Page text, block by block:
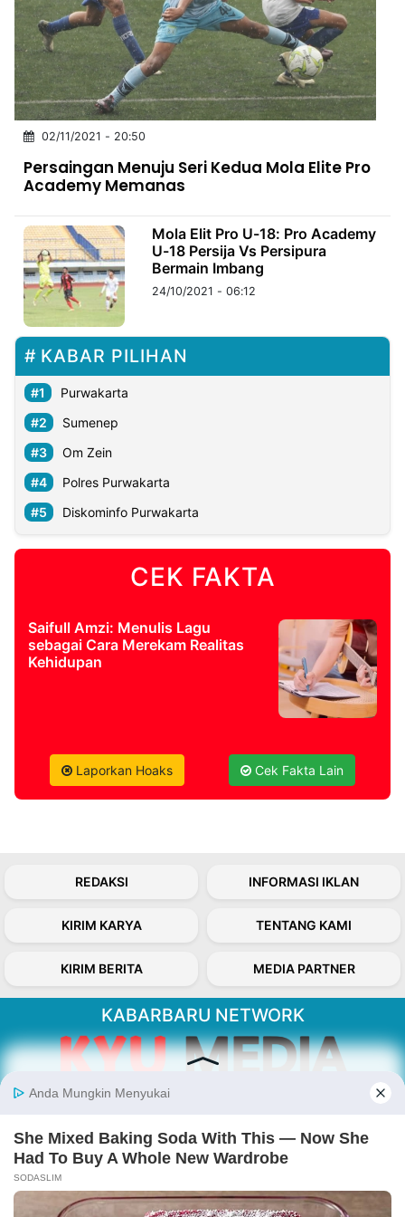
INDONESIA
Partner
Insight
NTB
Suara
Time
Lens
IDN
Daily
Jogja
Jalan
Rakyat
Idealita
News
Kita
Notice
Dinamikapost.com
Radar
Baru
Seedbacklink
Follow
Kabarbaru.co
2026
PT.
Kabarbaru
Media
02/11/2021 - 20:50
Persaingan Menuju Seri Kedua Mola Elite Pro
Academy Memanas
Mola Elit Pro U-18: Pro Academy
U-18 Persija Vs Persipura
Bermain Imbang
24/10/2021 - 06:12
KABAR PILIHAN
Purwakarta
Sumenep
Om Zein
Polres Purwakarta
Diskominfo Purwakarta
CEK FAKTA
Saifull Amzi: Menulis Lagu
sebagai Cara Merekam Realitas
Kehidupan
Laporkan Hoaks Cek Fakta Lain
REDAKSI INFORMASI IKLAN
KIRIM KARYA TENTANG KAMI
KIRIM BERITA MEDIA PARTNER
KABARBARU NETWORK
Kabarbaru.co menyajikan berita aktual dan